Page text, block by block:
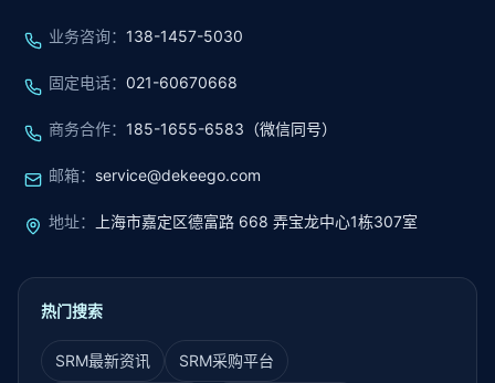
业务咨询： 138-1457-5030
固定电话： 021-60670668
商务合作： 185-1655-6583（微信同号）
邮箱： service@dekeego.com
地址： 上海市嘉定区德富路 668 弄宝龙中心1栋307室
热门搜索
SRM最新资讯 SRM采购平台